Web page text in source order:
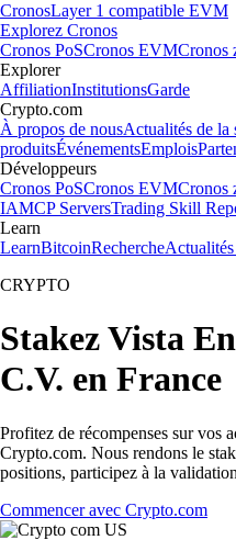
CronosLayer 1 compatible EVM
Explorez Cronos
Cronos PoSCronos EVMCronos
Explorer
AffiliationInstitutionsGarde
Crypto.com
À propos de nousActualités de la
produitsÉvénementsEmplois
Développeurs
Cronos PoSCronos EVMCronos
IAMCP ServersTrading Skill
Learn
LearnBitcoinRecherche
CRYPTO
Stakez Vista
C.V. en France
Profitez de récompenses sur vos
Crypto.com. Nous rendons le
positions, participez à la
Commencer avec Crypto.com